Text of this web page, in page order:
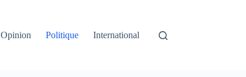
Opinion Politique International